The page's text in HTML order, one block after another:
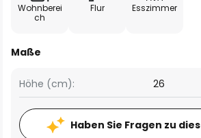
Wohnberei
ch
Flur Esszimmer
Maße
Höhe (cm): 26
Haben Sie Fragen zu